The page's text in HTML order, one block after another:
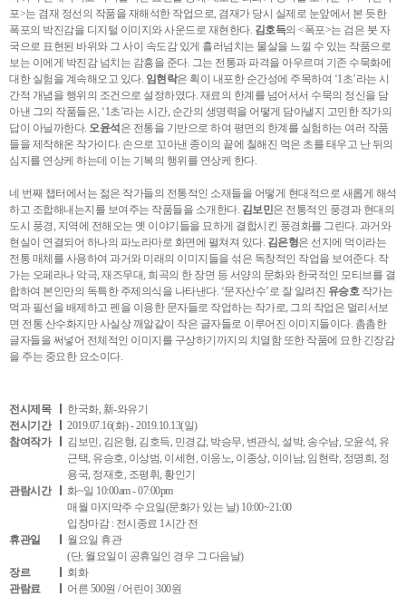
포>는 겸재 정선의 작품을 재해석한 작업으로, 겸재가 당시 실제로 눈앞에서 본 듯한
폭포의 박진감을 디지털 이미지와 사운드로 재현한다. 김호득의 <폭포>는 검은 붓 자
국으로 표현된 바위와 그 사이 속도감 있게 흘러넘치는 물살을 느낄 수 있는 작품으로
보는 이에게 박진감 넘치는 감흥을 준다. 그는 전통과 파격을 아우르며 기존 수묵화에
대한 실험을 계속해오고 있다. 임현락은 획이 내포한 순간성에 주목하여 ‘1초’라는 시
간적 개념을 행위의 조건으로 설정하였다. 재료의 한계를 넘어서서 수묵의 정신을 담
아낸 그의 작품들은, ‘1초’라는 시간, 순간의 생명력을 어떻게 담아낼지 고민한 작가의
답이 아닐까한다. 오윤석 은 전통을 기반으로 하여 평면의 한계를 실험하는 여러 작품
들을 제작해온 작가이다. 손으로 꼬아낸 종이의 끝에 칠해진 먹은 초를 태우고 난 뒤의
심지를 연상케 하는데 이는 기복의 행위를 연상케 한다.
네 번째 챕터에서는 젊은 작가들의 전통적인 소재들을 어떻게 현대적으로 새롭게 해석
하고 조합해내는지를 보여주는 작품들을 소개한다. 김보민은 전통적인 풍경과 현대의
도시 풍경, 지역에 전해오는 옛 이야기들을 묘하게 결합시킨 풍경화를 그린다. 과거와
현실이 연결되어 하나의 파노라마로 화면에 펼쳐져 있다. 김은형은 선지에 먹이라는
전통 매체를 사용하여 과거와 미래의 이미지들을 섞은 독창적인 작업을 보여준다. 작
가는 오페라나 악극, 재즈무대, 희곡의 한 장면 등 서양의 문화와 한국적인 모티브를 결
합하여 본인만의 독특한 주제의식을 나타낸다. ‘문자산수’로 잘 알려진 유승호작가는
먹과 필선을 배제하고 펜을 이용한 문자들로 작업하는 작가로, 그의 작업은 멀리서보
면 전통 산수화지만 사실상 깨알같이 작은 글자들로 이루어진 이미지들이다. 촘촘한
글자들을 써넣어 전체적인 이미지를 구상하기까지의 치열함 또한 작품에 묘한 긴장감
을 주는 중요한 요소이다.
전시제목
한국화, 新-와유기
전시기간
2019.07.16(화) - 2019.10.13(일)
참여작가
김보민, 김은형, 김호득, 민경갑, 박승무, 변관식, 설박, 송수남, 오윤석, 유
근택, 유승호, 이상범, 이세현, 이응노, 이종상, 이이남, 임현락, 정명희, 정
용국, 정재호, 조평휘, 황인기
관람시간
화~일 10:00am - 07:00pm
매월 마지막주 수요일(문화가 있는 날) 10:00~21:00
입장마감 : 전시종료 1시간 전
휴관일
월요일 휴관
(단, 월요일이 공휴일인 경우 그 다음날)
장르
회화
관람료
어른 500원 / 어린이 300원